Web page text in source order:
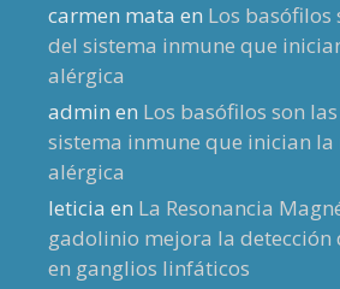
carmen mata en Los basófilos
del sistema inmune que
alérgica
admin en Los basófilos son
sistema inmune que inician la
alérgica
leticia en La Resonancia
gadolinio mejora la detección
en ganglios linfáticos